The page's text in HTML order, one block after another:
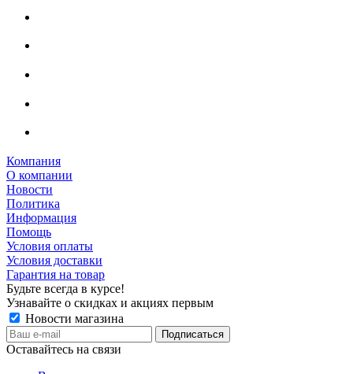
Компания
О компании
Новости
Политика
Информация
Помощь
Условия оплаты
Условия доставки
Гарантия на товар
Будьте всегда в курсе!
Узнавайте о скидках и акциях первым
Новости магазина
Оставайтесь на связи